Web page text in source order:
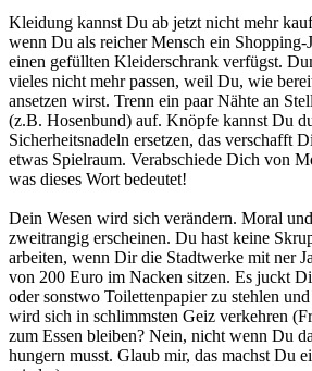
Kleidung kannst Du ab jetzt nicht mehr
wenn Du als reicher Mensch ein Shopping-
einen gefüllten Kleiderschrank verfügst.
vieles nicht mehr passen, weil Du, wie
ansetzen wirst. Trenn ein paar Nähte an
(z.B. Hosenbund) auf. Knöpfe kannst Du
Sicherheitsnadeln ersetzen, das verschafft
etwas Spielraum. Verabschiede Dich von
was dieses Wort bedeutet!
Dein Wesen wird sich verändern. Moral
zweitrangig erscheinen. Du hast keine
arbeiten, wenn Dir die Stadtwerke mit ner
von 200 Euro im Nacken sitzen. Es juckt
oder sonstwo Toilettenpapier zu stehlen
wird sich in schlimmsten Geiz verkehren
zum Essen bleiben? Nein, nicht wenn Du
hungern musst. Glaub mir, das machst Du